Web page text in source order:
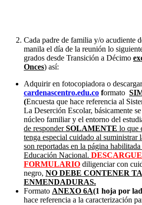
Cada padre de familia y/o acudiente
manila el día de la reunión lo
grados desde Transición a Décimo
Onces) así:
Adquirir en fotocopiadora o
cardenascentro.edu.co formato
(Encuesta que hace referencia al
La Deserción Escolar, básicamente
núcleo familiar y el entorno del
de responderSOLAMENTE lo que
tenga especial cuidado al suministrar
son reportadas en la página
Educación Nacional.
FORMULARIO diligenciar con
negro, NO DEBE CONTENER
ENMENDADURAS.
Formato ANEXO 6A(1 hoja por
hace referencia a la caracterización